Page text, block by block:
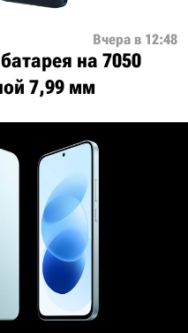
Вчера в 12:48
на 7050
7,99 мм